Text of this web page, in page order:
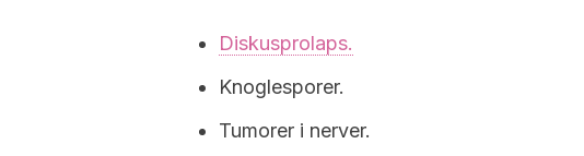
Diskusprolaps.
Knoglesporer.
Tumorer i nerver.